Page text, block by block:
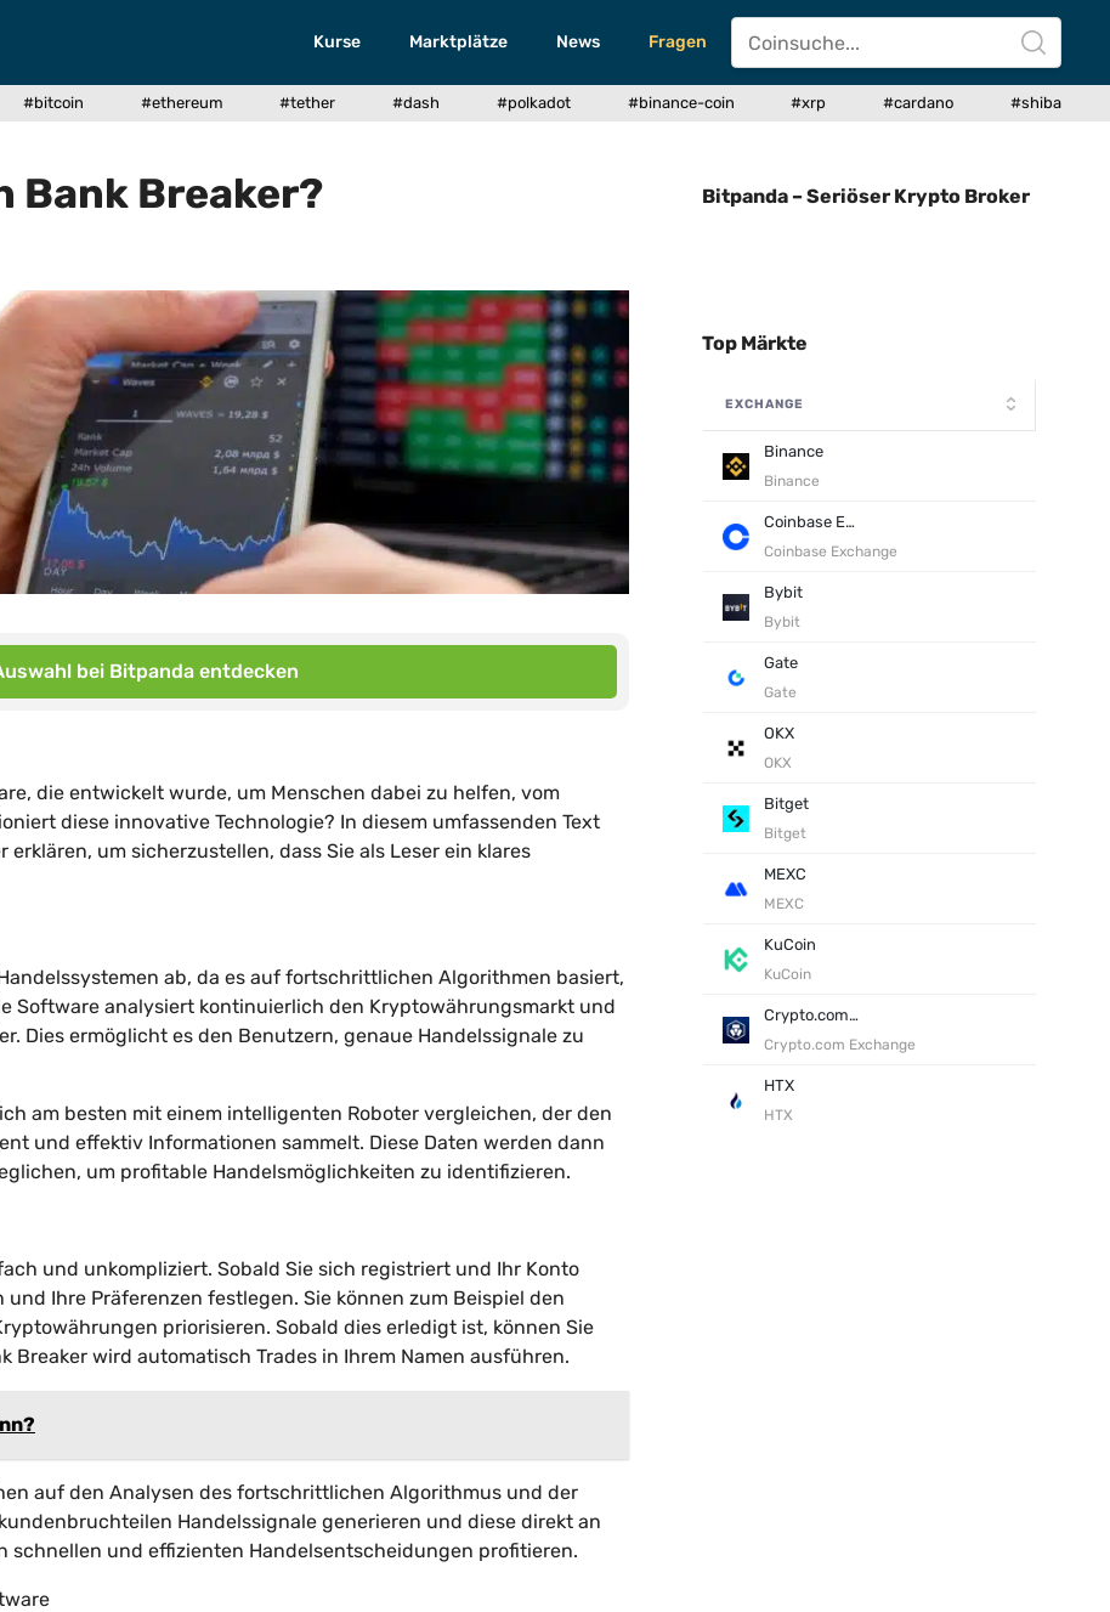
Kurse Marktplätze News Fragen
#bitcoin #ethereum #tether #dash #polkadot #binance-coin #xrp #cardano #shiba
Breaker?
bei Bitpanda entdecken
die entwickelt wurde, um Menschen dabei zu helfen, vom
diese innovative Technologie? In diesem umfassenden Text
um sicherzustellen, dass Sie als Leser ein klares
ab, da es auf fortschrittlichen Algorithmen basiert,
Software analysiert kontinuierlich den Kryptowährungsmarkt und
Dies ermöglicht es den Benutzern, genaue Handelssignale zu
am besten mit einem intelligenten Roboter vergleichen, der den
und effektiv Informationen sammelt. Diese Daten werden dann
um profitable Handelsmöglichkeiten zu identifizieren.
und unkompliziert. Sobald Sie sich registriert und Ihr Konto
Ihre Präferenzen festlegen. Sie können zum Beispiel den
priorisieren. Sobald dies erledigt ist, können Sie
wird automatisch Trades in Ihrem Namen ausführen.
auf den Analysen des fortschrittlichen Algorithmus und der
Handelssignale generieren und diese direkt an
schnellen und effizienten Handelsentscheidungen profitieren.
Bitpanda – Seriöser Krypto Broker
Top Märkte
EXCHANGE
Binance
Binance
Coinbase Exchange
Coinbase Exchange
Bybit
Bybit
Gate
Gate
OKX
OKX
Bitget
Bitget
MEXC
MEXC
KuCoin
KuCoin
Crypto.com Exchange
Crypto.com Exchange
HTX
HTX